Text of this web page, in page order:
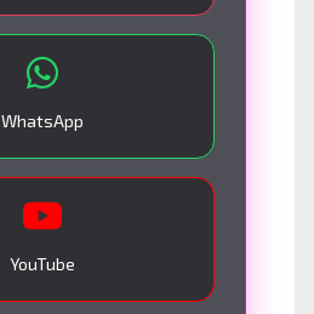
WhatsApp
YouTube